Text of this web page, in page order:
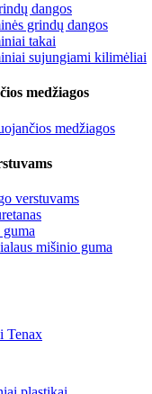
dangos
grindų dangos
takai
sujungiami kilimėliai
medžiagos
medžiagos
verstuvams
mišinio guma
Tenax